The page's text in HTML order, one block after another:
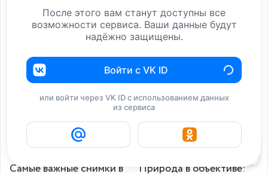
Фотографии из
Фотографии из
прошлого
Самые важные снимки в Природа в объективе:
После этого вам станут доступны все
возможности сервиса. Ваши данные будут
надёжно защищены.
Войти с VK ID
или войти через VK ID с использованием данных
из сервиса